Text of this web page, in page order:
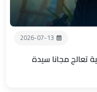
2026-07-13
تعالج مجانا سيدة